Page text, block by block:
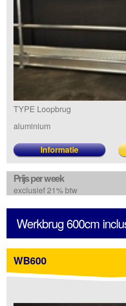
TYPE Loopbrug
aluminium
Informatie
Prijs per week
exclusief 21% btw
Werkbrug 600cm
WB600